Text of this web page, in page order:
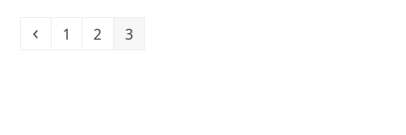
Previous
Page
1 Page
2 Page
3